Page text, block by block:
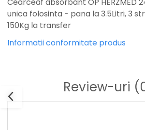
unica folosinta - pana la 3.5Litri, 3
150Kg la transfer
Informatii conformitate produs
Review-uri